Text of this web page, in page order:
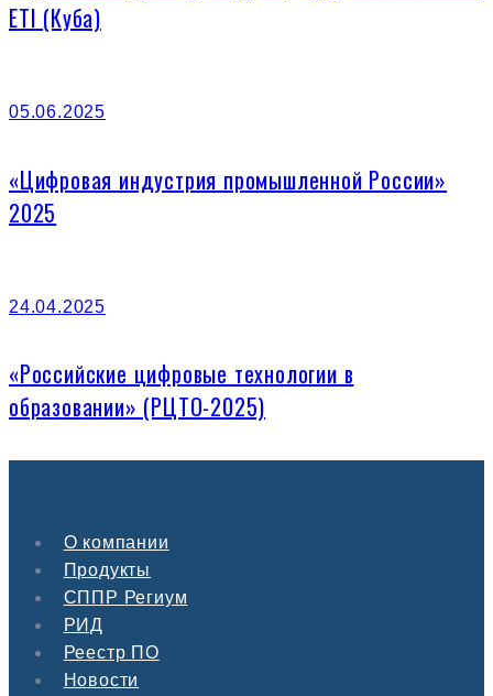
ETI (Куба)
05.06.2025
«Цифровая индустрия промышленной России»
2025
24.04.2025
«Российские цифровые технологии в
образовании» (РЦТО-2025)
О компании
Продукты
СППР Региум
РИД
Реестр ПО
Новости